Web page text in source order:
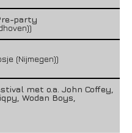
party
(Nijmegen))
met o.a. John Coffey,
Wodan Boys,